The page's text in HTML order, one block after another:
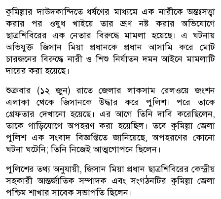
কুমিল্লার দাউদকান্দিতে ধর্ষণের মাধ্যমে এক নারীকে অন্তঃসত্ত্বা
করার পর ওষুধ খাইয়ে তার ভ্রূণ নষ্ট করার অভিযোগে
ছাত্রশিবিরের এক নেতার বিরুদ্ধে মামলা হয়েছে। এ ঘটনায়
অভিযুক্ত জিসান মিয়া প্রধানকে প্রধান আসামি করে মোট
চারজনের বিরুদ্ধে নারী ও শিশু নির্যাতন দমন আইনে মামলাটি
দায়ের করা হয়েছে।
শুক্রবার (১২ জুন) রাতে জেলার লাকসাম রেলওয়ে জংশন
এলাকা থেকে জিসানকে উদ্ধার করে পুলিশ। পরে তাকে
গ্রেফতার দেখানো হয়েছে। এর আগে তিনি দাবি করেছিলেন,
তাকে গাড়িযোগে অপহরণ করা হয়েছিল। তবে কুমিল্লা জেলা
পুলিশ এক সংবাদ বিজ্ঞপ্তিতে জানিয়েছে, অপহরণের কোনো
ঘটনা ঘটেনি; তিনি নিজেই আত্মগোপনে ছিলেন।
পুলিশের তথ্য অনুযায়ী, জিসান মিয়া প্রধান ছাত্রশিবিরের কেন্দ্রীয়
সহকারী আন্তর্জাতিক সম্পাদক এবং সংগঠনটির কুমিল্লা জেলা
পশ্চিম শাখার সাবেক সভাপতি ছিলেন।